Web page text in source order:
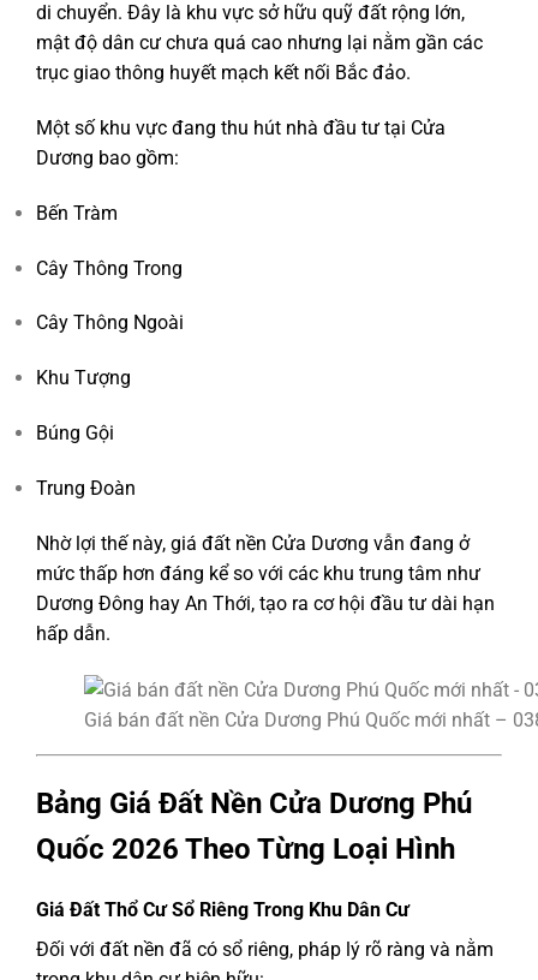
di chuyển. Đây là khu vực sở hữu quỹ đất rộng lớn,
mật độ dân cư chưa quá cao nhưng lại nằm gần các
trục giao thông huyết mạch kết nối Bắc đảo.
Một số khu vực đang thu hút nhà đầu tư tại Cửa
Dương bao gồm:
Bến Tràm
Cây Thông Trong
Cây Thông Ngoài
Khu Tượng
Búng Gội
Trung Đoàn
Nhờ lợi thế này, giá đất nền Cửa Dương vẫn đang ở
mức thấp hơn đáng kể so với các khu trung tâm như
Dương Đông hay An Thới, tạo ra cơ hội đầu tư dài hạn
hấp dẫn.
Giá bán đất nền Cửa Dương Phú Quốc mới nhất –
Bảng Giá Đất Nền Cửa Dương Phú
Quốc 2026 Theo Từng Loại Hình
Giá Đất Thổ Cư Sổ Riêng Trong Khu Dân Cư
Đối với đất nền đã có sổ riêng, pháp lý rõ ràng và nằm